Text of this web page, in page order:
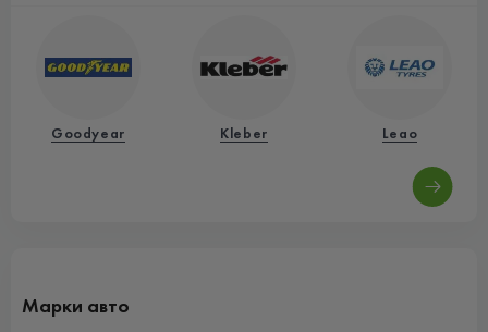
Goodyear Kleber Leao
Марки авто